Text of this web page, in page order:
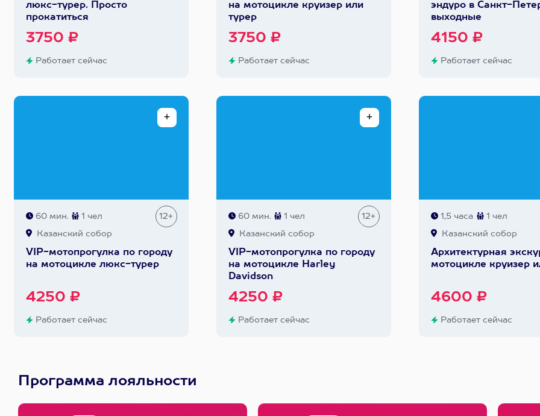
люкс-турер. Просто
прокатиться
3750 ₽
Работает сейчас
на мотоцикле круизер или
турер
3750 ₽
Работает сейчас
эндуро в Санкт-
выходные
4150 ₽
Работает сейчас
60 мин. 1 чел 12+
Казанский собор
VIP-мотопрогулка по городу
на мотоцикле люкс-турер
4250 ₽
Работает сейчас
60 мин. 1 чел 12+
Казанский собор
VIP-мотопрогулка по городу
на мотоцикле Harley
Davidson
4250 ₽
Работает сейчас
1,5 часа 1 чел
Казанский собор
Архитектурная
мотоцикле круизер
4600 ₽
Работает сейчас
Программа лояльности